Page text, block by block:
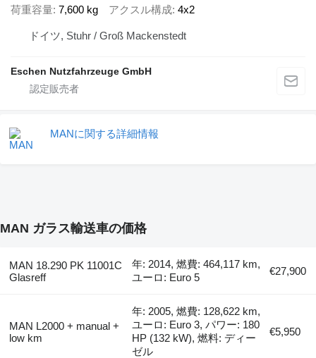
荷重容量 7,600 kg アクスル構成 4x2
ドイツ, Stuhr / Groß Mackenstedt
Eschen Nutzfahrzeuge GmbH
MANに関する詳細情報
MAN ガラス輸送車の価格
MAN 18.290 PK 11001C
Glasreff
年: 2014, 燃費: 464,117 km,
ユーロ: Euro 5
€27,900
MAN L2000 + manual +
low km
年: 2005, 燃費: 128,622 km,
ユーロ: Euro 3, パワー: 180
HP (132 kW), 燃料: ディー
ゼル
€5,950